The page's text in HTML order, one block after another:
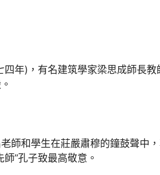
四年)，有名建筑學家梁思成師長
師和學生在莊嚴肅穆的鐘鼓聲中，
”孔子致最高敬意。